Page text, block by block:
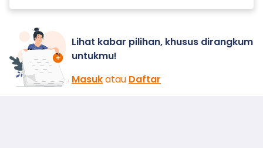
Lihat kabar pilihan, khusus dirangkum
untukmu!
Masukatau Daftar